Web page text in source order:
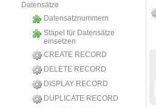
Datensätze
Datensatznummern
Stapel für Datensätze
einsetzen
CREATE RECORD
DELETE RECORD
DISPLAY RECORD
DUPLICATE RECORD